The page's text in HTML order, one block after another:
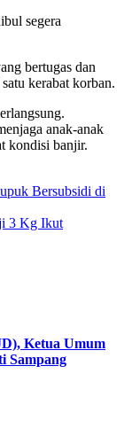
segera
bertugas dan
kerabat korban.
anak-anak
kondisi banjir.
Bersubsidi di
3 Kg Ikut
Ketua Umum
Sampang